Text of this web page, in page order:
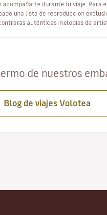
durante tu viaje. Para ello,
una lista de reproducción
auténticas melodías de
de nuestros
Blog de viajes Volotea